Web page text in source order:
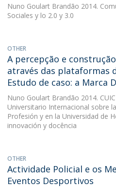
Nuno Goulart Brandão 2014.
Sociales y lo 2.0 y 3.0
OTHER
A percepção e
através das plataformas
Estudo de caso: a Marca
Nuno Goulart Brandão 2014.
Universitario Internacional sobre
Profesión y en la Universidad de
innovación y docência
OTHER
Actividade Policial e os
Eventos Desportivos